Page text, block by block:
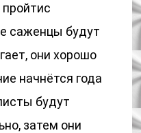
саженцы будут
они хорошо
начнётся года
будут
затем они